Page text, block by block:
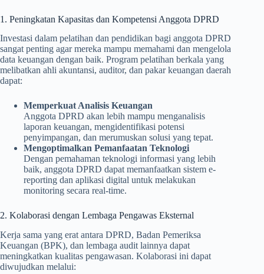
1. Peningkatan Kapasitas dan Kompetensi Anggota DPRD
Investasi dalam pelatihan dan pendidikan bagi anggota DPRD
sangat penting agar mereka mampu memahami dan mengelola
data keuangan dengan baik. Program pelatihan berkala yang
melibatkan ahli akuntansi, auditor, dan pakar keuangan daerah
dapat:
Memperkuat Analisis Keuangan
Anggota DPRD akan lebih mampu menganalisis
laporan keuangan, mengidentifikasi potensi
penyimpangan, dan merumuskan solusi yang tepat.
Mengoptimalkan Pemanfaatan Teknologi
Dengan pemahaman teknologi informasi yang lebih
baik, anggota DPRD dapat memanfaatkan sistem e-
reporting dan aplikasi digital untuk melakukan
monitoring secara real-time.
2. Kolaborasi dengan Lembaga Pengawas Eksternal
Kerja sama yang erat antara DPRD, Badan Pemeriksa
Keuangan (BPK), dan lembaga audit lainnya dapat
meningkatkan kualitas pengawasan. Kolaborasi ini dapat
diwujudkan melalui: